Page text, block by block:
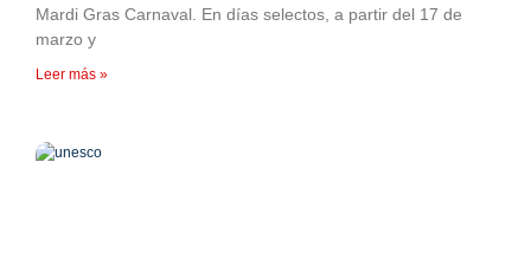
Mardi Gras Carnaval. En días selectos, a partir del 17 de
marzo y
Leer más »